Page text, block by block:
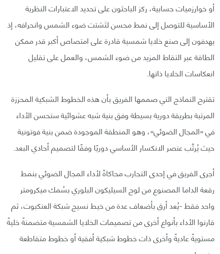
أو خوارزميات حسابية، ركز الباحثون على تحديد الاعتبارات النظرية
الأساسية للتوصل إلى نمط محسن لتَشتت ضوء الشمس وانحرافه، إذ
يهدفون إلى صنع خلايا شمسية قادرة على امتصاص أكبر قدر ممكن
الطاقة عبر التقاط المزيد من ضوء الشمس، والعمل على تقليل
انعكاسات الخلايا ذاتها.
تقترح النماذج التي صممها الفريق بأن هذه الخطوط الشبكية المحززة
المرتبة بطريقة دورية بسيطة وفق بنية شبه عشوائية ستحسن الأداء
في «المجال الضوئي»، وهو المنطقة الموجودة ضمن بنية فوتونية
حيث يُرتَّب عنصر الانكسار الأساسي دوريًا وفقًا لتصميم أحادي البعد.
أجرى الفريق في إحدى التجارب محاكاةً لأداء المجال الضوئي بنمط
رقعة الداما المصنوع من لوح السيليكون البلوري بسُمك ميكرومتر
واحد فقط -يُعد أرق بأضعاف عدة من خيط نسيج شبكة العنكبوت، ثم
قارنوا الأداء بأنواع أخرى من تصميمات الخلايا الشمسية متضمنةً خليةً
مستويةً عاديةً وأخرى ذات خطوط شبكية أفقية أو خطوط متقاطعة